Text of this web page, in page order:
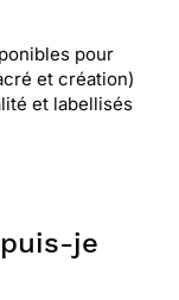
pour
et création)
et labellisés
je